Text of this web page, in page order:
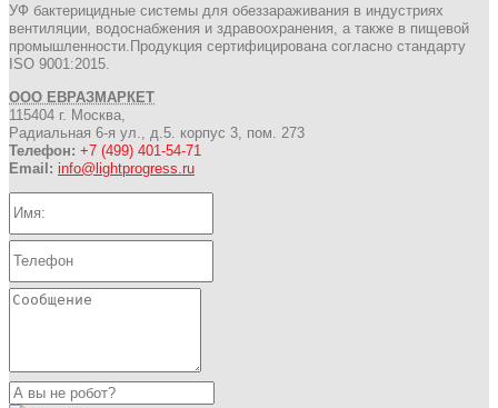
УФ бактерицидные системы для обеззараживания в индустриях
вентиляции, водоснабжения и здравоохранения, а также в пищевой
промышленности.Продукция сертифицирована согласно стандарту
ISO 9001:2015.
ООО ЕВРАЗМАРКЕТ
115404 г. Москва,
Радиальная 6-я ул., д.5. корпус 3, пом. 273
Телефон: +7 (499) 401-54-71
Email: info@lightprogress.ru